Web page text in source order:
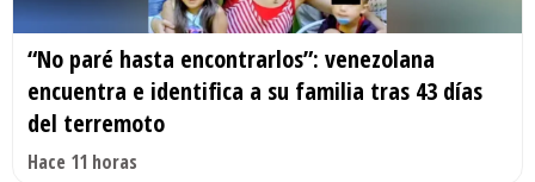
“No paré hasta encontrarlos”: venezolana
encuentra e identifica a su familia tras 43 días
del terremoto
Hace 11 horas